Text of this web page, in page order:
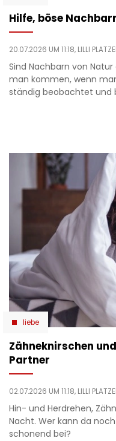
Hilfe, böse
20.07.2026 UM 11:18, LILLI
Sind Nachbarn von
man kommen, wenn
ständig beobachtet und
liebe
Zähneknirschen
Partner
02.07.2026 UM 11:18, LILLI
Hin- und Herdrehen,
Nacht. Wer kann da
schonend bei?